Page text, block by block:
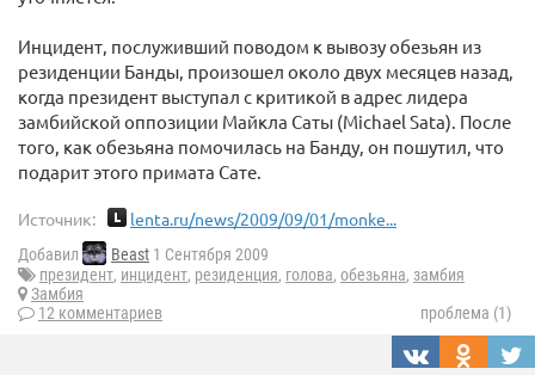
Инцидент, послуживший поводом к вывозу обезьян из
резиденции Банды, произошел около двух месяцев назад,
когда президент выступал с критикой в адрес лидера
замбийской оппозиции Майкла Саты (Michael Sata). После
того, как обезьяна помочилась на Банду, он пошутил, что
подарит этого примата Сате.
Источник: lenta.ru/news/2009/09/01/monke...
Добавил Beast 1 Сентября 2009
президент, инцидент, резиденция, голова, обезьяна, замбия
Замбия
12 комментариев
проблема (1)